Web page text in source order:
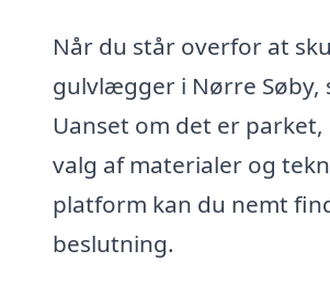
Når du står overfor at
gulvlægger i Nørre Søby,
Uanset om det er
valg af materialer og
platform kan du nemt
beslutning.